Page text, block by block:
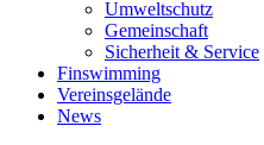
Umweltschutz
Gemeinschaft
Sicherheit & Service
Finswimming
Vereinsgelände
News